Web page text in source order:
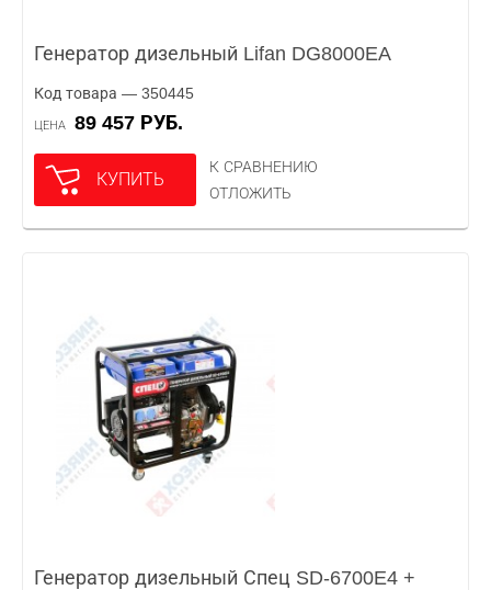
Генератор дизельный Lifan DG8000EA
Код товара — 350445
ЦЕНА 89 457 РУБ.
КУПИТЬ
К СРАВНЕНИЮ
ОТЛОЖИТЬ
Генератор дизельный Спец SD-6700E4 +